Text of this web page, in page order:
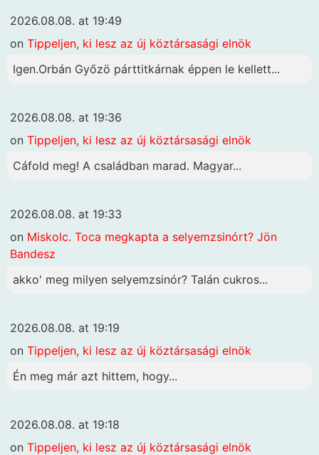
2026.08.08. at 19:49
on Tippeljen, ki lesz az új köztársasági elnök
Igen.Orbán Győzö párttitkárnak éppen le kellett...
2026.08.08. at 19:36
on Tippeljen, ki lesz az új köztársasági elnök
Cáfold meg! A családban marad. Magyar...
2026.08.08. at 19:33
on Miskolc. Toca megkapta a selyemzsinórt? Jön
Bandesz
akko' meg milyen selyemzsinór? Talán cukros...
2026.08.08. at 19:19
on Tippeljen, ki lesz az új köztársasági elnök
Én meg már azt hittem, hogy...
2026.08.08. at 19:18
on Tippeljen, ki lesz az új köztársasági elnök